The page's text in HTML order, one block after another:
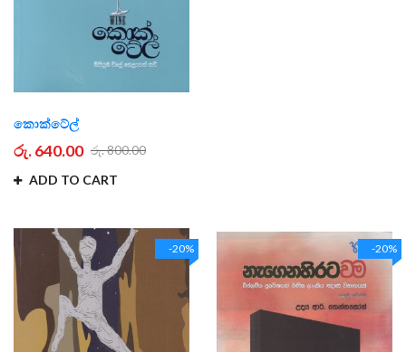
කොක්ටේල්
රු. 640.00 රු. 800.00
ADD TO CART
-20% -20%